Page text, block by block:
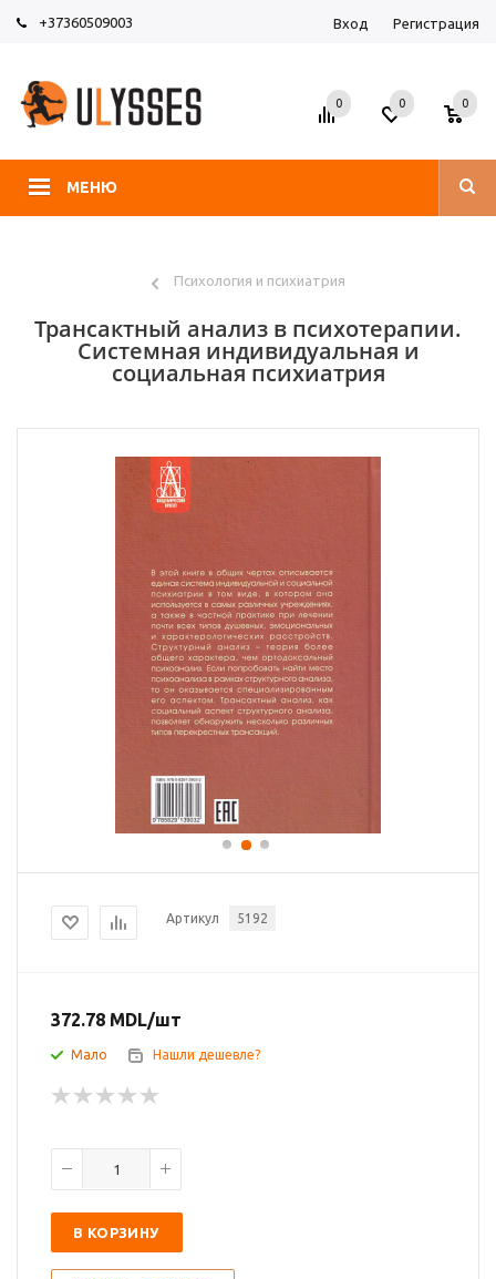
+37360509003 Вход Регистрация
МЕНЮ
0 0 0
Психология и психиатрия
Трансактный анализ в психотерапии.
Системная индивидуальная и
социальная психиатрия
Артикул 5192
372.78 MDL/шт
Мало Нашли дешевле?
В КОРЗИНУ